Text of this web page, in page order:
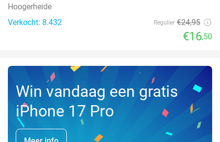
Hoogerheide
Verkocht: 8.432
Regulier €24,95
€16,50
Win vandaag een gratis
iPhone 17 Pro